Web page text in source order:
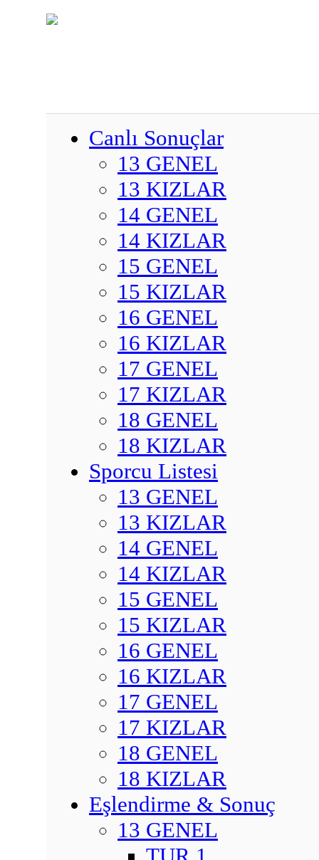
Canlı Sonuçlar
13 GENEL
13 KIZLAR
14 GENEL
14 KIZLAR
15 GENEL
15 KIZLAR
16 GENEL
16 KIZLAR
17 GENEL
17 KIZLAR
18 GENEL
18 KIZLAR
Sporcu Listesi
13 GENEL
13 KIZLAR
14 GENEL
14 KIZLAR
15 GENEL
15 KIZLAR
16 GENEL
16 KIZLAR
17 GENEL
17 KIZLAR
18 GENEL
18 KIZLAR
Eşlendirme & Sonuç
13 GENEL